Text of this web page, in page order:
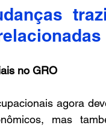
no GRO
agora
mas